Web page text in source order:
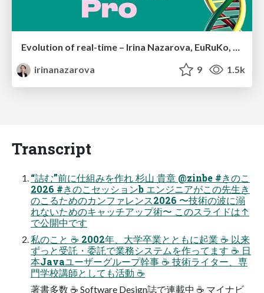
irinanazarova
9 1.5k
Transcript
“詰む”前に仕組みを作れ 杉山 貴章 @zinbe #きのこ
2026 #きのこセッションb エンジニアがこの先生き
のこるためのカンファレンス2026 〜技術の波に溺
れないためのキャッチアップ術〜 このスライドは↑
で公開中です
私のこと ☕ 2002年、大学卒業とともに起業 ☕ 以来
ずっと受託・委託で業務システムを作ってます ☕ 日
本Javaユーザーグループ幹事 ☕ 技術ライター、専
門学校講師としても活動 ☕
著書多数 ☕ Software Design誌で連載中 ☕ マイナビ